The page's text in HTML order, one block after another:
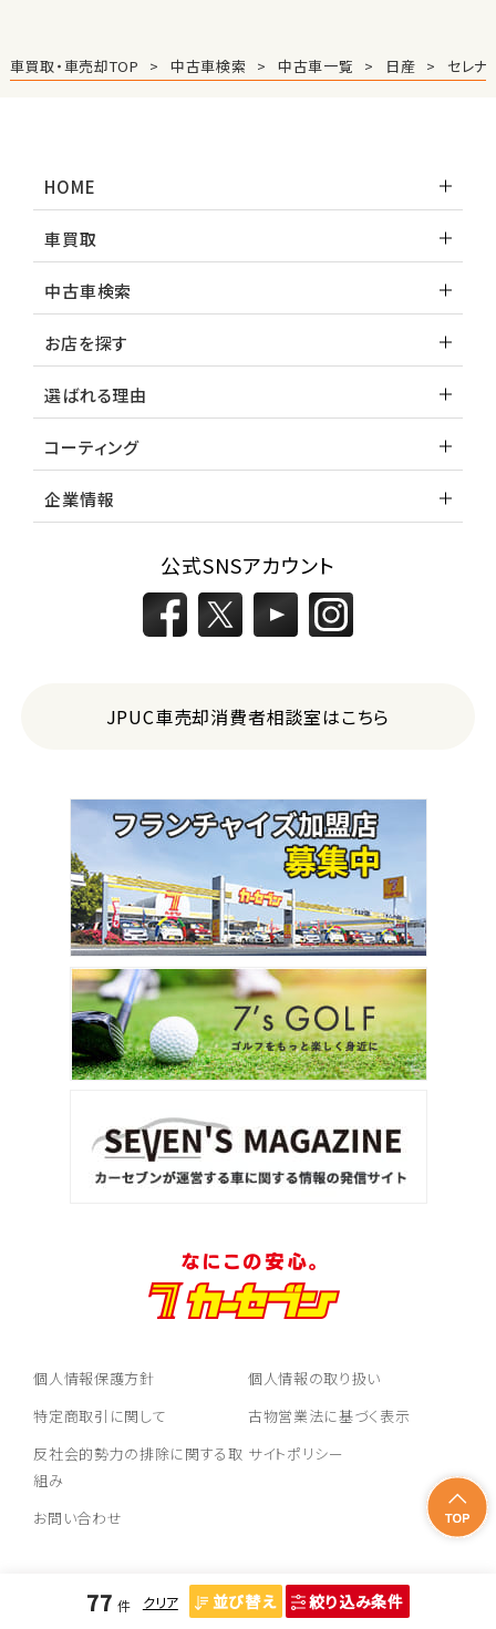
2位
3
トヨタ
ミニバン・1ＢＯＸ
1位
2位
トヨタ
アルファード
3位
ＳＵＶ・クロカン
1位
トヨタ
ヤリスクロス
2位
トヨタ
ハリアー
トヨタ
ランドクルーザー
77 件 クリア 並び替え 絞り込み条件
車買取・車売却TOP 中古車検索 中古車一覧 日産 セレナ
HOME
車買取
中古車検索
お店を探す
選ばれる理由
コーティング
企業情報
公式SNSアカウント
JPUC車売却消費者相談室はこちら
個人情報保護方針
個人情報の取り扱い
特定商取引に関して
古物営業法に基づく表示
反社会的勢力の排除に関する取
組み
サイトポリシー
お問い合わせ